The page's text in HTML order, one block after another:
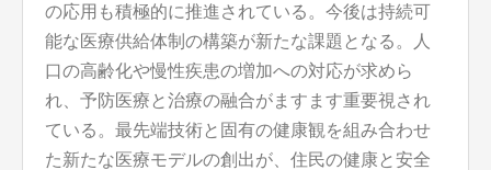
の応用も積極的に推進されている。今後は持続可
能な医療供給体制の構築が新たな課題となる。人
口の高齢化や慢性疾患の増加への対応が求めら
れ、予防医療と治療の融合がますます重要視され
ている。最先端技術と固有の健康観を組み合わせ
た新たな医療モデルの創出が、住民の健康と安全